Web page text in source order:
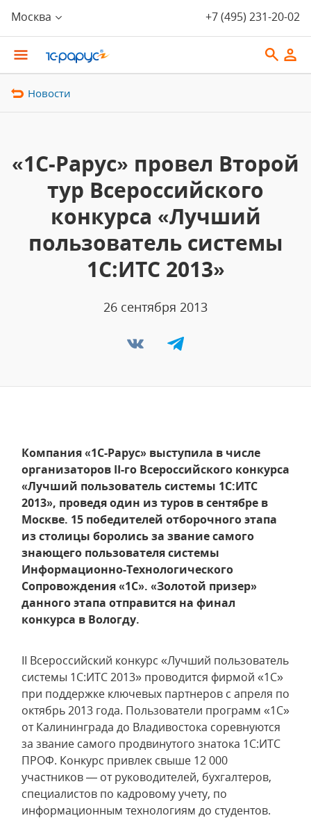
Москва +7 (495) 231-20-02
Новости
«1С-Рарус» провел Второй
тур Всероссийского
конкурса «Лучший
пользователь системы
1С:ИТС 2013»
26 сентября 2013
Компания «1С-Рарус» выступила в числе
организаторов II-го Всероссийского конкурса
«Лучший пользователь системы 1С:ИТС
2013», проведя один из туров в сентябре в
Москве. 15 победителей отборочного этапа
из столицы боролись за звание самого
знающего пользователя системы
Информационно-Технологического
Сопровождения «1С». «Золотой призер»
данного этапа отправится на финал
конкурса в Вологду.
II Всероссийский конкурс «Лучший пользователь
системы 1С:ИТС 2013» проводится фирмой «1С»
при поддержке ключевых партнеров с апреля по
октябрь 2013 года. Пользователи программ «1С»
от Калининграда до Владивостока соревнуются
за звание самого продвинутого знатока 1С:ИТС
ПРОФ. Конкурс привлек свыше 12 000
участников — от руководителей, бухгалтеров,
специалистов по кадровому учету, по
информационным технологиям до студентов.